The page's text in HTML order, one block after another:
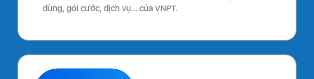
dùng, gói cước, dịch vụ… của VNPT.